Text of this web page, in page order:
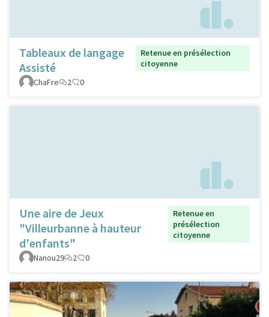
Tableaux de langage
Assisté
Retenue en présélection
citoyenne
ChaFre
2 0
Une aire de Jeux
"Villeurbanne à hauteur
d'enfants"
Retenue en
présélection
citoyenne
Nanou29 2 0